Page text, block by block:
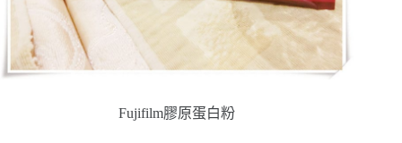
Fujifilm膠原蛋白粉